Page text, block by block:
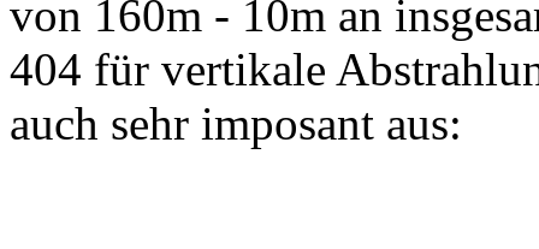
von 160m - 10m an
404 für vertikale
auch sehr imposant aus: